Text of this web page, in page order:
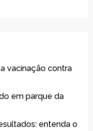
vacinação contra
em parque da
entenda o